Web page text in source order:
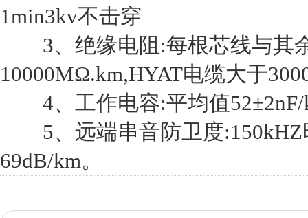
1min3kv不击穿
3、绝缘电阻:每根芯线与其
10000MΩ.km,HYAT电缆大于
4、工作电容:平均值52±2nF/
5、远端串音防卫度:150kHZ
69dB/km。